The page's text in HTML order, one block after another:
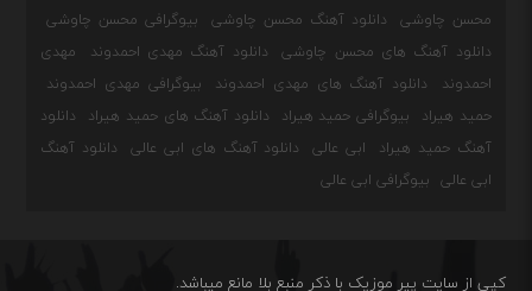
محسن چاوشی
دانلود آهنگ محسن چاوشی
بیوگرافی محسن چاوشی
دانلود آهنگ های محسن چاوشی
دانلود آهنگ مهدی احمدوند
مهدی
احمدوند
دانلود آهنگ های مهدی احمدوند
بیوگرافی مهدی احمدوند
حمید هیراد
بیوگرافی حمید هیراد دانلود آهنگ های حمید هیراد
دانلود
آهنگ حمید هیراد
ابی عالی دانلود آهنگ های ابی عالی
دانلود آهنگ
ابی عالی
بیوگرافی ابی عالی
کپی از سایت پیر موزیک با ذکر منبع بلا مانع میباشد.